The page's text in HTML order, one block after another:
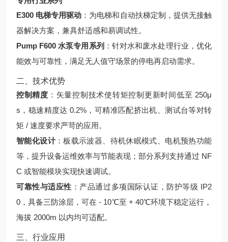
E300 电梯专用驱动 ：为电梯和自动扶梯定制，提供无接触
器解决方案，兼具舒适感和易调试性。
Pump F600 水泵专用系列 ：针对水和废水处理行业，优化
能效与可靠性，满足无人值守场景的停电再启动需求。
二、技术优势
控制精度 ：矢量控制技术使转矩控制更新时间低至 250μ
s，稳速精度达 0.2%，可精准匹配挤出机、测试台等对转
矩 / 速度要求严苛的应用。
智能化设计：板载示波器、待机休眠模式、电机预热功能
等，提升设备运维效率与节能表现；部分系列支持通过 NF
C 或智能模块实现快速调试。
可靠性与适应性 ：产品通过多项国际认证，防护等级 IP2
0，具备三防涂层，可在 - 10℃至 + 40℃环境下稳定运行，
海拔 2000m 以内均可适配。
三、行业应用